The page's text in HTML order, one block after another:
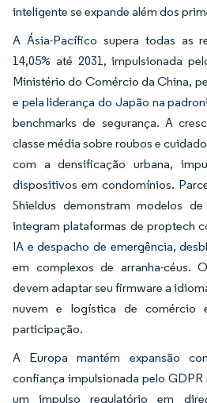
inteligente se expande além dos
A Ásia-Pacífico supera todas as
14,05% até 2031, impulsionada
Ministério do Comércio da China,
e pela liderança do Japão na
benchmarks de segurança. A
classe média sobre roubos e
com a densificação urbana,
dispositivos em condomínios.
Shieldus demonstram modelos
integram plataformas de proptech
IA e despacho de emergência,
em complexos de arranha-céus.
devem adaptar seu firmware a
nuvem e logística de comércio
participação.
A Europa mantém expansão
confiança impulsionada pelo
um impulso regulatório em